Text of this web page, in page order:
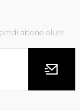
abone olun!